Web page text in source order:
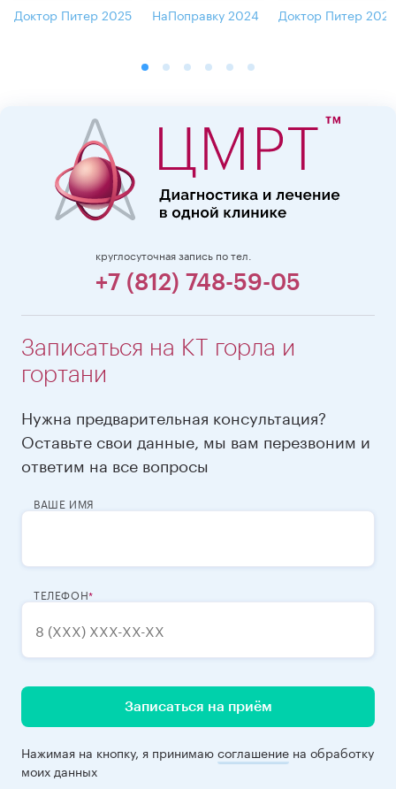
Доктор Питер 2025 НаПоправку 2024 Доктор Питер
круглосуточная запись по тел.
+7 (812) 748-59-05
Записаться на КТ горла и
гортани
Нужна предварительная консультация?
Оставьте свои данные, мы вам перезвоним и
ответим на все вопросы
ВАШЕ ИМЯ
ТЕЛЕФОН
Записаться на приём
Нажимая на кнопку, я принимаюсоглашение на обработку
моих данных